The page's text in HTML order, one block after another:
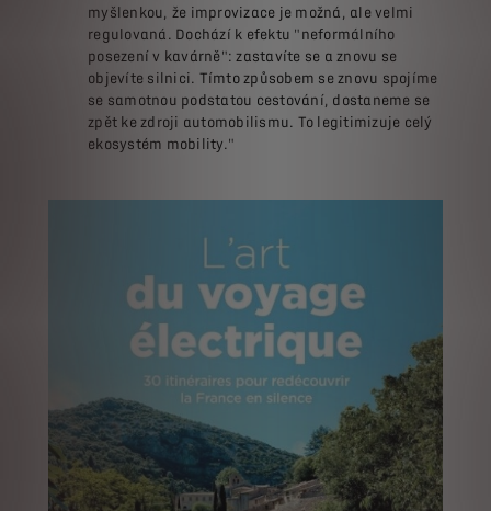
myšlenkou, že improvizace je možná, ale velmi
regulovaná. Dochází k efektu "neformálního
posezení v kavárně": zastavíte se a znovu se
objevíte silnici. Tímto způsobem se znovu spojíme
se samotnou podstatou cestování, dostaneme se
zpět ke zdroji automobilismu. To legitimizuje celý
ekosystém mobility."